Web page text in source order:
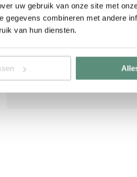
uw gebruik van onze site met
combineren met andere
van hun diensten.